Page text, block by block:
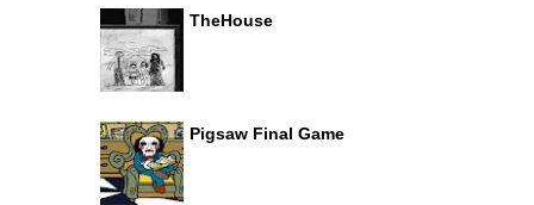
TheHouse
Pigsaw Final Game